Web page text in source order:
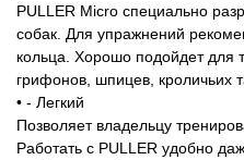
PULLER Micro специально
собак. Для упражнений
кольца. Хорошо подойдет для
грифонов, шпицев, кроличьих
• - Легкий
Позволяет владельцу
Работать с PULLER удобно
Товары для лошадей
Товары для людей
Хозряд - хозтовары оптом